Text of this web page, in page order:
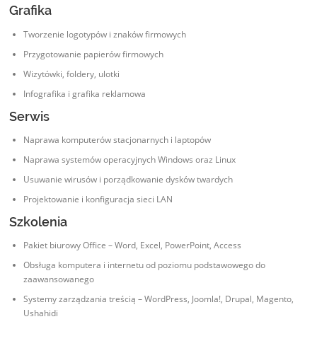
Grafika
Tworzenie logotypów i znaków firmowych
Przygotowanie papierów firmowych
Wizytówki, foldery, ulotki
Infografika i grafika reklamowa
Serwis
Naprawa komputerów stacjonarnych i laptopów
Naprawa systemów operacyjnych Windows oraz Linux
Usuwanie wirusów i porządkowanie dysków twardych
Projektowanie i konfiguracja sieci LAN
Szkolenia
Pakiet biurowy Office – Word, Excel, PowerPoint, Access
Obsługa komputera i internetu od poziomu podstawowego do
zaawansowanego
Systemy zarządzania treścią – WordPress, Joomla!, Drupal, Magento,
Ushahidi